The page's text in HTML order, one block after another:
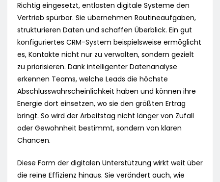
Richtig eingesetzt, entlasten digitale Systeme den
Vertrieb spürbar. Sie übernehmen Routineaufgaben,
strukturieren Daten und schaffen Überblick. Ein gut
konfiguriertes CRM-System beispielsweise ermöglicht
es, Kontakte nicht nur zu verwalten, sondern gezielt
zu priorisieren. Dank intelligenter Datenanalyse
erkennen Teams, welche Leads die höchste
Abschlusswahrscheinlichkeit haben und können ihre
Energie dort einsetzen, wo sie den größten Ertrag
bringt. So wird der Arbeitstag nicht länger von Zufall
oder Gewohnheit bestimmt, sondern von klaren
Chancen.
Diese Form der digitalen Unterstützung wirkt weit über
die reine Effizienz hinaus. Sie verändert auch, wie